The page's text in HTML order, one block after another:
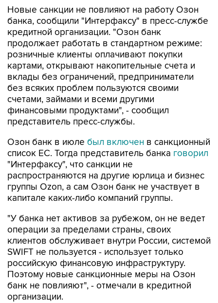
Новые санкции не повлияют на работу Озон
банка, сообщили "Интерфаксу" в пресс-службе
кредитной организации. "Озон банк
продолжает работать в стандартном режиме:
розничные клиенты оплачивают покупки
картами, открывают накопительные счета и
вклады без ограничений, предприниматели
без всяких проблем пользуются своими
счетами, займами и всеми другими
финансовыми продуктами", - сообщил
представитель пресс-службы.
Озон банк в июле был включен в санкционный
список ЕС. Тогда представитель банка говорил
"Интерфаксу", что санкции не
распространяются на другие юрлица и бизнес
группы Ozon, а сам Озон банк не участвует в
капитале каких-либо компаний группы.
"У банка нет активов за рубежом, он не ведет
операции за пределами страны, своих
клиентов обслуживает внутри России, системой
SWIFT не пользуется - использует только
российскую финансовую инфраструктуру.
Поэтому новые санкционные меры на Озон
банк не повлияют", - отмечали в кредитной
организации.